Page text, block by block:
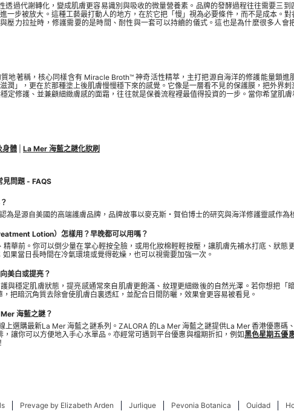
過代謝轉化，變成肌膚更容易識別與吸收的微量營養素。品牌的發酵過程往往需要三
一步被放大。這種工藝最打動人的地方，在於它把「慢」視為必要條件，而不是成本。
壓力拉扯時，修護需要的是時間、耐性與一套可以持續的儀式。這也是為什麼很多人
地著稱，核心同樣含有 Miracle Broth™ 神奇活性精萃，主打把源自海洋的修護能量鎖
潤」，更在於那種塗上後肌膚慢慢穩下來的感覺。它像是一層看不見的保護膜，把外界
定修護、並兼顧細緻膚感的面霜，往往就是保養流程裡最值得投資的一步。當你希望肌
身體 La Mer 海藍之謎化妝刷
見問題 - FAQS
為是源自美國的高端護膚品牌，品牌故事以麥克斯・賀伯博士的研究與海洋修護靈感作為
Lotion）怎樣用？早晚都可以用嗎？
精華前。你可以倒少量在掌心輕按全臉，或用化妝棉輕輕按壓，讓肌膚先補水打底、狀態
果當日長時間在冷氣環境或覺得乾燥，也可以視需要加強一次。
美白或提亮？
與穩定肌膚狀態，提亮感通常來自肌膚更飽滿、紋理更細緻後的自然光澤。若你想把「
把暗沉角質去除會使肌膚白裏透紅，並配合日間防曬，效果會更容易被看見。
海藍之謎？
上選購最新La Mer 海藍之謎系列。ZALORA 的La Mer 海藍之謎提供La Mer 香港優惠碼
，讓你可以方便地入手心水單品。亦經常可遇到平台優惠與檔期折扣，例如黑色星期五優
Prevage by Elizabeth Arden Jurlique Pevonia Botanica Ouidad